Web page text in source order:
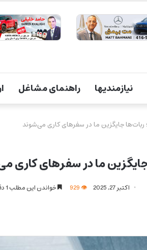
نیازمندیها راهنمای مشاغل
اکتبر 27, 2025 خواندن این مطلب 1 دقیقه زمان میبرد